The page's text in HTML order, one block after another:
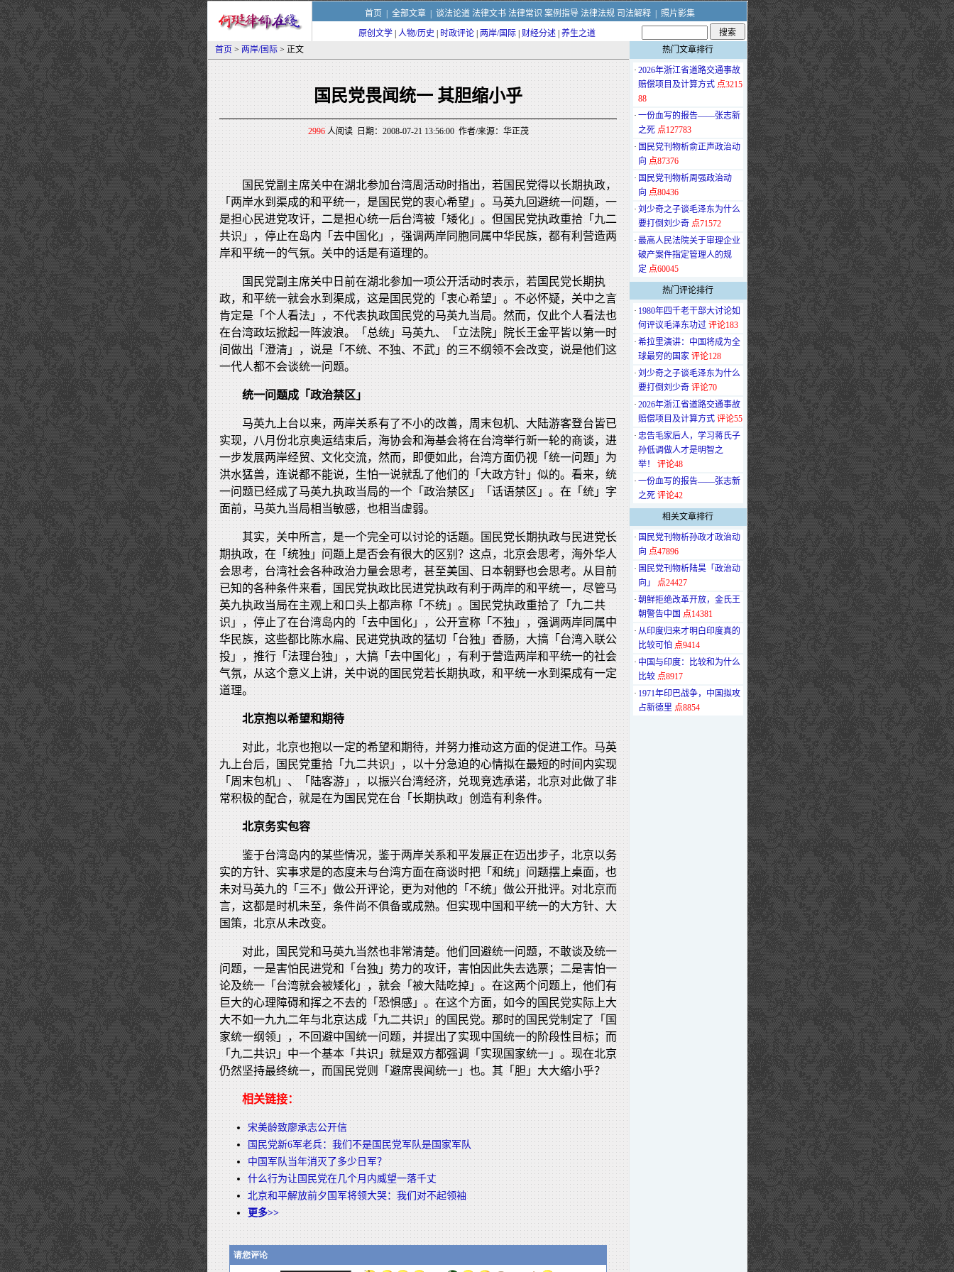
首页 全部文章| 谈法论道 法律文书 法律常识 案例指导 法律法规 司法解释|
照片影集
原创文学 人物/历史 时政评论 两岸/国际 财经分述 养生之道
首页 > 两岸/国际> 正文
国民党畏闻统一 其胆缩小乎
2996人阅读 日期：2008-07-21 13:56:00 作者/来源：华正茂
国民党副主席关中在湖北参加台湾周活动时指出，若国民党得以长期执政，
「两岸水到渠成的和平统一，是国民党的衷心希望」。马英九回避统一问题，一
是担心民进党攻讦，二是担心统一后台湾被「矮化」。但国民党执政重拾「九二
共识」，停止在岛内「去中国化」，强调两岸同胞同属中华民族，都有利营造两
岸和平统一的气氛。关中的话是有道理的。
国民党副主席关中日前在湖北参加一项公开活动时表示，若国民党长期执
政，和平统一就会水到渠成，这是国民党的「衷心希望」。不必怀疑，关中之言
肯定是「个人看法」，不代表执政国民党的马英九当局。然而，仅此个人看法也
在台湾政坛掀起一阵波浪。「总统」马英九、「立法院」院长王金平皆以第一时
间做出「澄清」，说是「不统、不独、不武」的三不纲领不会改变，说是他们这
一代人都不会谈统一问题。
统一问题成「政治禁区」
马英九上台以来，两岸关系有了不小的改善，周末包机、大陆游客登台皆已
实现，八月份北京奥运结束后，海协会和海基会将在台湾举行新一轮的商谈，进
一步发展两岸经贸、文化交流，然而，即便如此，台湾方面仍视「统一问题」为
洪水猛兽，连说都不能说，生怕一说就乱了他们的「大政方针」似的。看来，统
一问题已经成了马英九执政当局的一个「政治禁区」「话语禁区」。在「统」字
面前，马英九当局相当敏感，也相当虚弱。
其实，关中所言，是一个完全可以讨论的话题。国民党长期执政与民进党长
期执政，在「统独」问题上是否会有很大的区别？这点，北京会思考，海外华人
会思考，台湾社会各种政治力量会思考，甚至美国、日本朝野也会思考。从目前
已知的各种条件来看，国民党执政比民进党执政有利于两岸的和平统一，尽管马
英九执政当局在主观上和口头上都声称「不统」。国民党执政重拾了「九二共
识」，停止了在台湾岛内的「去中国化」，公开宣称「不独」，强调两岸同属中
华民族，这些都比陈水扁、民进党执政的猛切「台独」香肠，大搞「台湾入联公
投」，推行「法理台独」，大搞「去中国化」，有利于营造两岸和平统一的社会
气氛，从这个意义上讲，关中说的国民党若长期执政，和平统一水到渠成有一定
道理。
北京抱以希望和期待
对此，北京也抱以一定的希望和期待，并努力推动这方面的促进工作。马英
九上台后，国民党重拾「九二共识」，以十分急迫的心情拟在最短的时间内实现
「周末包机」、「陆客游」，以振兴台湾经济，兑现竞选承诺，北京对此做了非
常积极的配合，就是在为国民党在台「长期执政」创造有利条件。
北京务实包容
鉴于台湾岛内的某些情况，鉴于两岸关系和平发展正在迈出步子，北京以务
实的方针、实事求是的态度未与台湾方面在商谈时把「和统」问题摆上桌面，也
未对马英九的「三不」做公开评论，更为对他的「不统」做公开批评。对北京而
言，这都是时机未至，条件尚不俱备或成熟。但实现中国和平统一的大方针、大
国策，北京从未改变。
对此，国民党和马英九当然也非常清楚。他们回避统一问题，不敢谈及统一
问题，一是害怕民进党和「台独」势力的攻讦，害怕因此失去选票；二是害怕一
论及统一「台湾就会被矮化」，就会「被大陆吃掉」。在这两个问题上，他们有
巨大的心理障碍和挥之不去的「恐惧感」。在这个方面，如今的国民党实际上大
大不如一九九二年与北京达成「九二共识」的国民党。那时的国民党制定了「国
家统一纲领」，不回避中国统一问题，并提出了实现中国统一的阶段性目标；而
「九二共识」中一个基本「共识」就是双方都强调「实现国家统一」。现在北京
仍然坚持最终统一，而国民党则「避席畏闻统一」也。其「胆」大大缩小乎？
相关链接：
宋美龄致廖承志公开信
国民党新6军老兵：我们不是国民党军队是国家军队
中国军队当年消灭了多少日军？
什么行为让国民党在几个月内威望一落千丈
北京和平解放前夕国军将领大哭：我们对不起领袖
更多>>
热门文章排行
· 2026年浙江省道路交通事故
赔偿项目及计算方式 点3215
88
· 一份血写的报告——张志新
之死 点127783
· 国民党刊物析俞正声政治动
向 点87376
· 国民党刊物析周强政治动
向 点80436
· 刘少奇之子谈毛泽东为什么
要打倒刘少奇 点71572
· 最高人民法院关于审理企业
破产案件指定管理人的规
定 点60045
热门评论排行
· 1980年四千老干部大讨论如
何评议毛泽东功过 评论183
· 希拉里演讲：中国将成为全
球最穷的国家 评论128
· 刘少奇之子谈毛泽东为什么
要打倒刘少奇 评论70
· 2026年浙江省道路交通事故
赔偿项目及计算方式 评论55
· 忠告毛家后人，学习蒋氏子
孙低调做人才是明智之
举！
评论48
· 一份血写的报告——张志新
之死 评论42
相关文章排行
· 国民党刊物析孙政才政治动
向 点47896
· 国民党刊物析陆昊「政治动
向」
点24427
· 朝鲜拒绝改革开放，金氏王
朝警告中国 点14381
· 从印度归来才明白印度真的
比较可怕 点9414
· 中国与印度：比较和为什么
比较 点8917
· 1971年印巴战争，中国拟攻
占新德里 点8854